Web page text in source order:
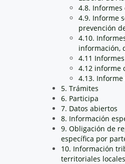
4.8.
4.9. Informe
prevención
4.10.
información,
4.11
4.12 informe
4.13.
5. Trámites
6. Participa
7. Datos abiertos
8. Información
9. Obligación de
específica por
10. Información
territoriales locales